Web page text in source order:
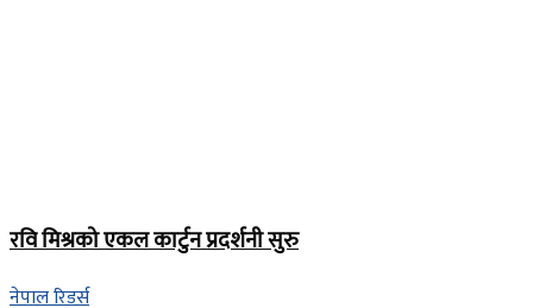
रवि मिश्रको एकल कार्टुन प्रदर्शनी सुरु
नेपाल रिडर्स